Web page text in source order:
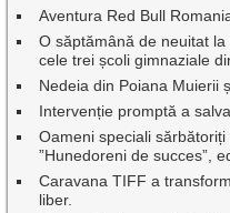
Aventura Red Bull
O săptămână de neuitat
cele trei școli gimnaziale
Nedeia din Poiana Muierii
Intervenție promptă a
Oameni speciali
”Hunedoreni de succes”,
Caravana TIFF a
liber.